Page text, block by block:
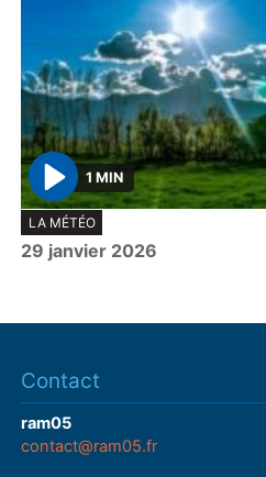
P
l
a
1 MIN
LA MÉTÉO
29 janvier 2026
Contact
ram05
contact@ram05.fr